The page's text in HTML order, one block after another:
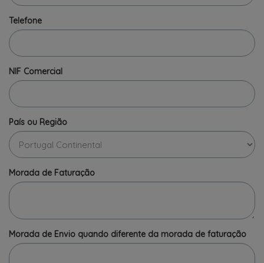
Telefone
NIF Comercial
País ou Região
Morada de Faturação
Morada de Envio quando diferente da morada de faturação